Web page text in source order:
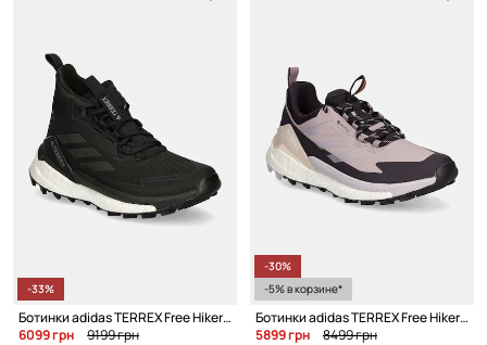
-33%
Ботинки adidas TERREX Free Hiker 2 Gore-Tex
6099 грн
9199 грн
-30%
-5% в корзине*
Ботинки adidas TERREX Free Hiker 2 Low Gore-Tex W
5899 грн
8499 грн